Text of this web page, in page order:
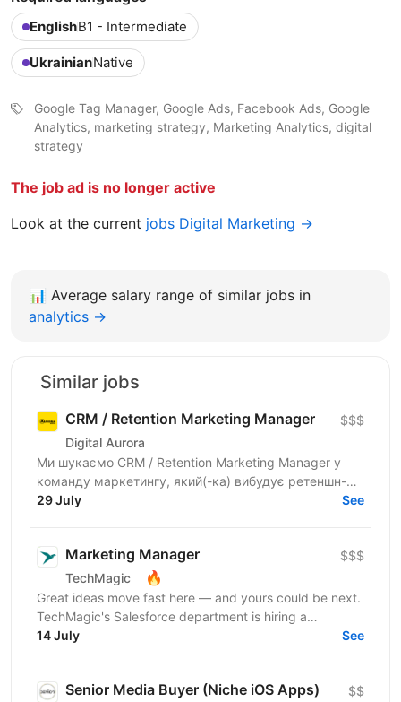
EnglishB1 - Intermediate
UkrainianNative
Google Tag Manager, Google Ads, Facebook Ads, Google
Analytics, marketing strategy, Marketing Analytics, digital
strategy
The job ad is no longer active
Look at the current jobs Digital Marketing →
📊 Average salary range of similar jobs in
analytics →
Similar jobs
CRM / Retention Marketing Manager
Digital Aurora
$$$
Ми шукаємо CRM / Retention Marketing Manager у
команду маркетингу, який(-ка) вибудує ретеншн-
комунікацію програми лояльності: підвищить
29 July See
Marketing Manager
TechMagic 🔥
$$$
Great ideas move fast here — and yours could be next.
TechMagic's Salesforce department is hiring a
Marketing Manager who thrives on turning hypotheses
14 July See
Senior Media Buyer (Niche iOS Apps) $$